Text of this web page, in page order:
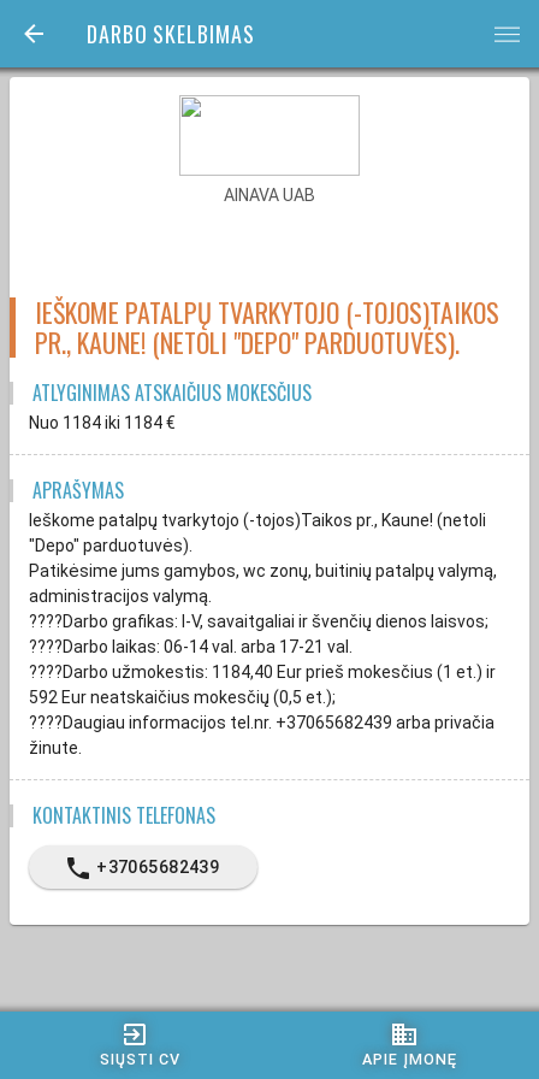
DARBO SKELBIMAS bars
exit_to_app
SIŲSTI CV
business
APIE ĮMONĘ
AINAVA UAB
IEŠKOME PATALPŲ TVARKYTOJO (-TOJOS)TAIKOS
PR., KAUNE! (NETOLI "DEPO" PARDUOTUVĖS).
ATLYGINIMAS ATSKAIČIUS MOKESČIUS
Nuo 1184iki 1184€
APRAŠYMAS
Ieškome patalpų tvarkytojo (-tojos)Taikos pr., Kaune! (netoli
"Depo" parduotuvės).
Patikėsime jums gamybos, wc zonų, buitinių patalpų valymą,
administracijos valymą.
????Darbo grafikas: I-V, savaitgaliai ir švenčių dienos laisvos;
????Darbo laikas: 06-14 val. arba 17-21 val.
????Darbo užmokestis: 1184,40 Eur prieš mokesčius (1 et.) ir
592 Eur neatskaičius mokesčių (0,5 et.);
????Daugiau informacijos tel.nr. +37065682439 arba privačia
žinute.
KONTAKTINIS TELEFONAS
phone +37065682439